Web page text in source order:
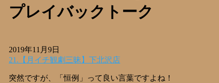
プレイバックトーク
2019年11月9日
21.【月イチ観劇三昧】下北沢店
突然ですが、「恒例」って良い言葉ですよね！